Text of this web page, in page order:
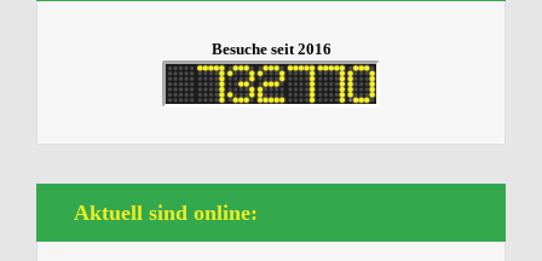
Besuche seit 2016
Aktuell sind online: